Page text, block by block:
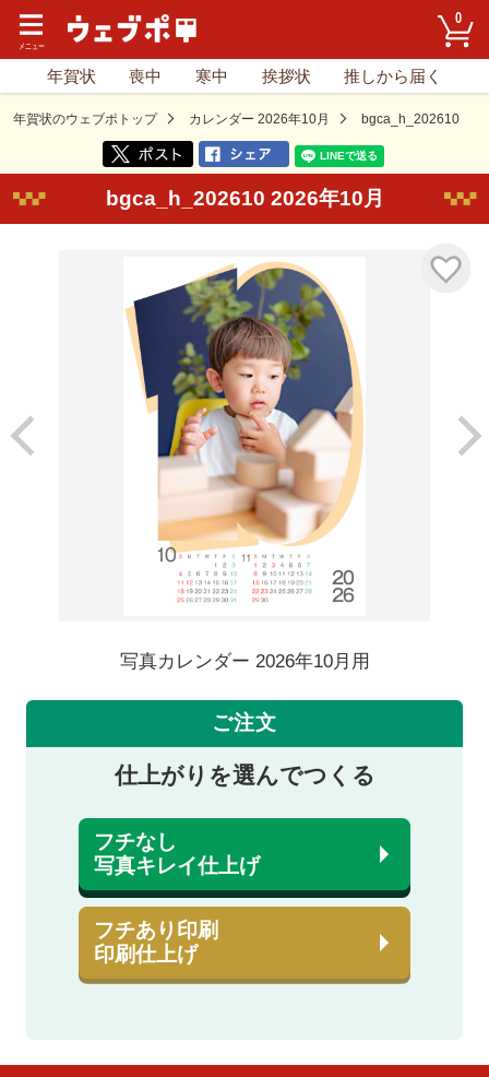
0
年賀状 喪中 寒中 挨拶状 推しから届く
年賀状のウェブポトップ カレンダー 2026年10月 bgca_h_202610
bgca_h_202610 2026年10月
写真カレンダー 2026年10月用
ご注文
仕上がりを選んでつくる
フチなし
写真キレイ仕上げ
フチあり印刷
印刷仕上げ